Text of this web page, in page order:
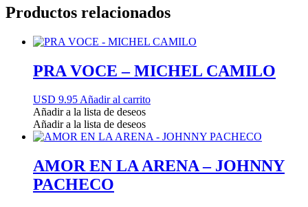
Productos relacionados
PRA VOCE – MICHEL CAMILO
USD 9.95Añadir al carrito
Añadir a la lista de deseos
Añadir a la lista de deseos
AMOR EN LA ARENA – JOHNNY
PACHECO